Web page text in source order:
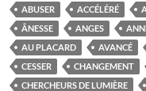
ABUSER ACCÉLÉRÉ
ÂNESSE
ANGES
AU PLACARD
AVANCÉ
CESSER
CHANGEMENT
CHERCHEURS DE LUMIÈRE